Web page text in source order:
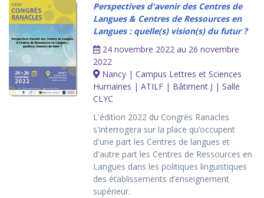
Perspectives d'avenir des Centres de
Langues & Centres de Ressources en
Langues : quelle(s) vision(s) du futur ?
24 novembre 2022 au 26 novembre
2022
Nancy | Campus Lettres et Sciences
Humaines | ATILF | Bâtiment J | Salle
CLYC
L'édition 2022 du Congrès Ranacles
s'interrogera sur la place qu’occupent
d'une part les Centres de langues et
d'autre part les Centres de Ressources en
Langues dans les politiques linguistiques
des établissements d’enseignement
supérieur.